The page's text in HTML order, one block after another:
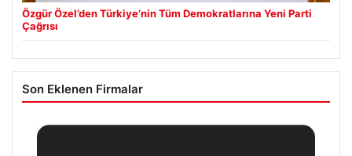
Özgür Özel’den Türkiye’nin Tüm Demokratlarına Yeni Parti
Çağrısı
Son Eklenen Firmalar